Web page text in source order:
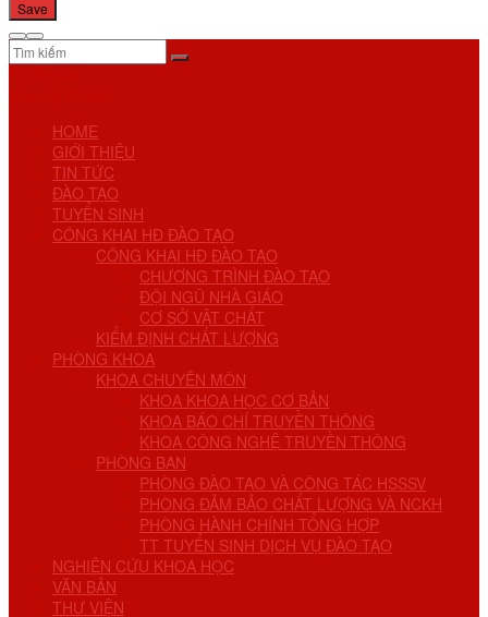
HOME
GIỚI THIỆU
TIN TỨC
ĐÀO TẠO
TUYỂN SINH
CÔNG KHAI HĐ ĐÀO TẠO
CÔNG KHAI HĐ ĐÀO TẠO
CHƯƠNG TRÌNH ĐÀO TẠO
ĐỘI NGŨ NHÀ GIÁO
CƠ SỞ VẬT CHẤT
KIỂM ĐỊNH CHẤT LƯỢNG
PHÒNG KHOA
KHOA CHUYÊN MÔN
KHOA KHOA HỌC CƠ BẢN
KHOA BÁO CHÍ TRUYỀN THÔNG
KHOA CÔNG NGHỆ TRUYỀN THÔNG
PHÒNG BAN
PHÒNG ĐÀO TẠO VÀ CÔNG TÁC HSSSV
PHÒNG ĐẢM BẢO CHẤT LƯỢNG VÀ NCKH
PHÒNG HÀNH CHÍNH TỔNG HỢP
TT TUYỂN SINH DỊCH VỤ ĐÀO TẠO
NGHIÊN CỨU KHOA HỌC
VĂN BẢN
THƯ VIỆN